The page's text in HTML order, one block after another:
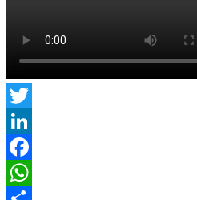
Twitter
LinkedIn
Facebook